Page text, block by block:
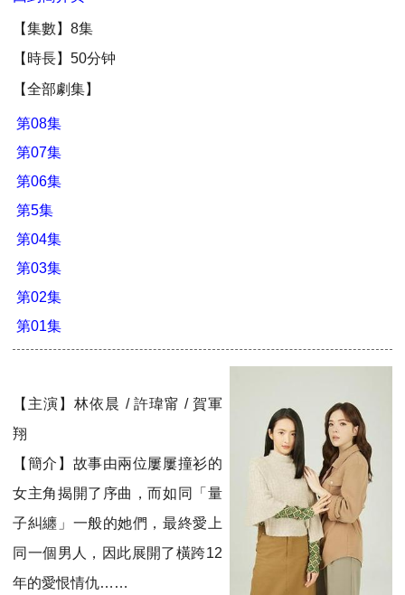
【集數】8集
【時長】50分钟
【全部劇集】
第08集
第07集
第06集
第5集
第04集
第03集
第02集
第01集
【主演】林依晨 / 許瑋甯 / 賀軍
翔
【簡介】故事由兩位屢屢撞衫的
女主角揭開了序曲，而如同「量
子糾纏」一般的她們，最終愛上
同一個男人，因此展開了橫跨12
年的愛恨情仇……